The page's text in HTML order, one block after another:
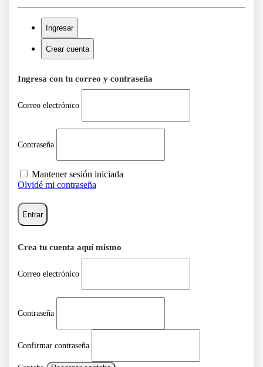
Ingresar
Crear cuenta
Ingresa con tu correo y contraseña
Correo electrónico
Contraseña
Mantener sesión iniciada
Olvidé mi contraseña
Entrar
Crea tu cuenta aquí mismo
Correo electrónico
Contraseña
Confirmar contraseña